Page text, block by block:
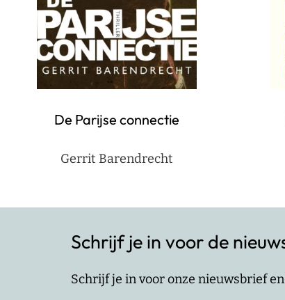
De Parijse connectie
Gerrit Barendrecht
Schrijf je in voor de
Schrijf je in voor onze nieuwsbrief